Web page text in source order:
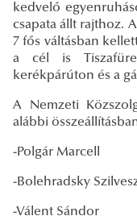
kedvelő
csapata állt rajthoz.
7 fős váltásban
a cél is
kerékpárúton és a
A Nemzeti
alábbi
-Polgár Marcell
-Bolehradsky
-Válent Sándor